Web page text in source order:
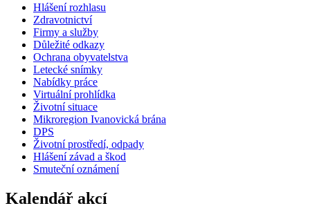
Hlášení rozhlasu
Zdravotnictví
Firmy a služby
Důležité odkazy
Ochrana obyvatelstva
Letecké snímky
Nabídky práce
Virtuální prohlídka
Životní situace
Mikroregion Ivanovická brána
DPS
Životní prostředí, odpady
Hlášení závad a škod
Smuteční oznámení
Kalendář akcí